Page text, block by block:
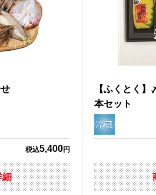
税込5,400円
細
【ふくとく
本セット